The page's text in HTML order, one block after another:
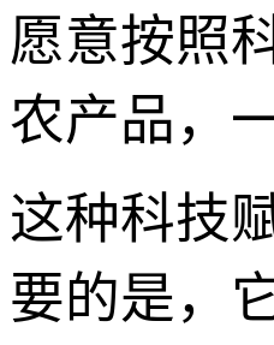
愿意按照
农产品，
这种科技
要的是，